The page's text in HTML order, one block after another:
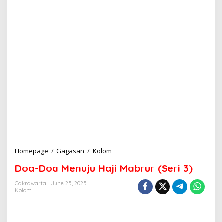
Homepage / Gagasan / Kolom
a
Doa-Doa Menuju Haji Mabrur (Seri 3)
Cakrawarta
June 25, 2025
Kolom